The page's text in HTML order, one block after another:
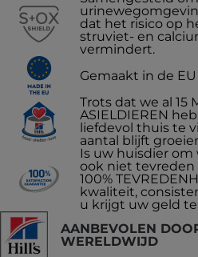
dat het risico op
struviet- en
vermindert.
Gemaakt in de EU
Trots dat we al 15
ASIELDIEREN
liefdevol thuis te
aantal blijft
Is uw huisdier
ook niet
100%
kwaliteit,
u krijgt uw geld
AANBEVOLEN
WERELDWIJD